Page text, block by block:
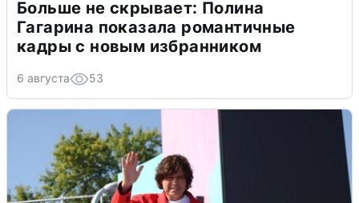
Больше не скрывает: Полина
Гагарина показала романтичные
кадры с новым избранником
6 августа 53